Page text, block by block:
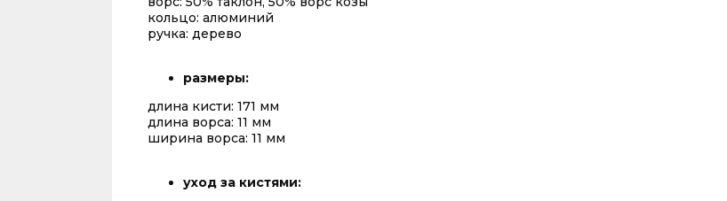
кольцо: алюминий
ручка: дерево
размеры:
длина кисти: 171 мм
длина ворса: 11 мм
ширина ворса: 11 мм
уход за кистями: